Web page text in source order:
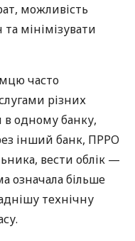
можливість
мінімізувати
часто
різних
в одному банку,
інший банк, ПРРО
вести облік —
означала більше
технічну